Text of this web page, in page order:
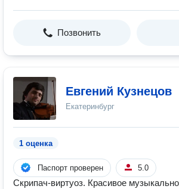
Позвонить
Евгений Кузнецов
Екатеринбург
1 оценка
Паспорт проверен 5.0
Скрипач-виртуоз. Красивое